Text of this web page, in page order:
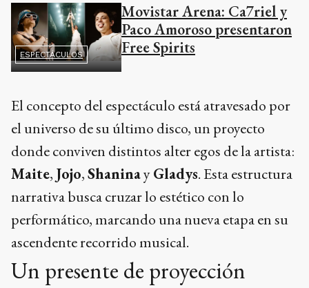
ESPECTÁCULOS
Movistar Arena: Ca7riel y
Paco Amoroso presentaron
Free Spirits
El concepto del espectáculo está atravesado por
el universo de su último disco, un proyecto
donde conviven distintos alter egos de la artista:
Maite, Jojo,ShaninayGladys. Esta estructura
narrativa busca cruzar lo estético con lo
performático, marcando una nueva etapa en su
ascendente recorrido musical.
Un presente de proyección